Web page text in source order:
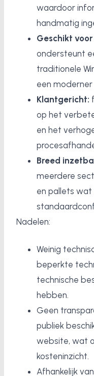
waardoor
handmatig
Geschikt
ondersteunt
traditionele
een
Klantgericht:
op het
en het
Breed
meerdere
en pallets
Nadelen:
Weinig
beperkte
technische
hebben.
Geen
publiek
website, wat
kosteninzicht.
Afhankelijk